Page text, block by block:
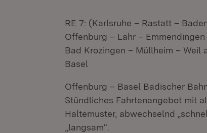
RE 7: (Karlsruhe – Rastatt –
Offenburg – Lahr –
Bad Krozingen – Müllheim – Weil
Basel
Offenburg – Basel Badischer
Stündliches Fahrtenangebot mit
Haltemuster, abwechselnd
„langsam“.